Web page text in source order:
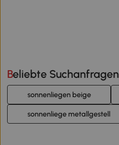
Beliebte Suchanfragen
sonnenliegen beige
sonnenliege metallgestell